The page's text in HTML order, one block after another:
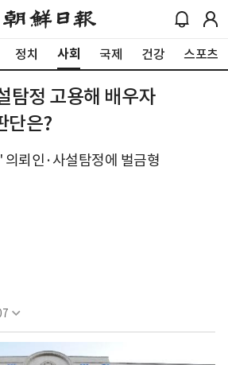
정치 사회 국제 건강 스포츠
탐정 고용해 배우자
단은?
뢰인·사설탐정에 벌금형